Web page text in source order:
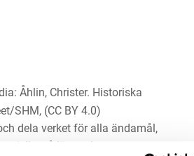
Åhlin, Christer. Historiska
SHM, (CC BY 4.0)
dela verket för alla ändamål,
så länge du anger